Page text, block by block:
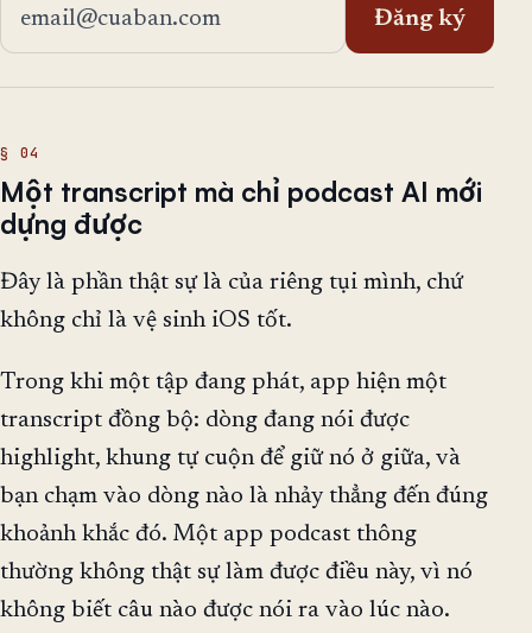
Đăng ký
Một transcript mà chỉ podcast AI mới
dựng được
Đây là phần thật sự là của riêng tụi mình, chứ
không chỉ là vệ sinh iOS tốt.
Trong khi một tập đang phát, app hiện một
transcript đồng bộ: dòng đang nói được
highlight, khung tự cuộn để giữ nó ở giữa, và
bạn chạm vào dòng nào là nhảy thẳng đến đúng
khoảnh khắc đó. Một app podcast thông
thường không thật sự làm được điều này, vì nó
không biết câu nào được nói ra vào lúc nào.